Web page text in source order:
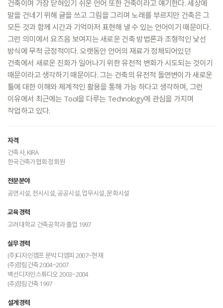
건축이며 가장 닫혀있기 쉬운 언어 또한 건축이라고 얘기한다. 세상에
말을 건네기 위해 글을 쓰고 그림을 그리며 노래를 부르지만 건축은 그
모든 것과 함께 시간과 기억마저 표현해 낼 수 있는 언어이기 때문이다.
그런 의미에서 요즈음 보여지는 새로운 건축 방법론과조형적인 낯선
방식에 무척 긍정적이다.오랫동안 언어의 재료가 정체되어있던
건축에서 새로운 진화가 일어나기 위한유전적 변화가시도되는 것이기
때문이라고 생각하기 때문이다. 그는 건축의 유전적 돌연변이가 새로운
툴에 대한 이해와 체계적인 활용을 통해 가능 하다고 생각하며, 그런
이유에서 최근에는 Tool을 다루는 Technology에 관심을 가지며
작업하고 있다.
자격
건축사, KIRA
한국건축가협회 정회원
전문분야
공연시설, 전시시설, 공공시설, 업무시설, 문화시설
교육경력
고려대학교 건축공학과 졸업 1997
실무경력
(주)디자인캠프 문박 디엠피 2007~현재
(주)정림건축 2004~2007
백선디자인스튜디오 2003~2004
(주)정림건축 1997
설계경력